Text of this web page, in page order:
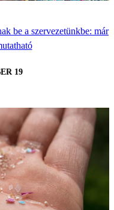
be a szervezetünkbe: már
19